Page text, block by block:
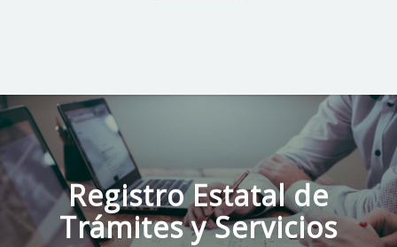
Registro Estatal de
Trámites y Servicios